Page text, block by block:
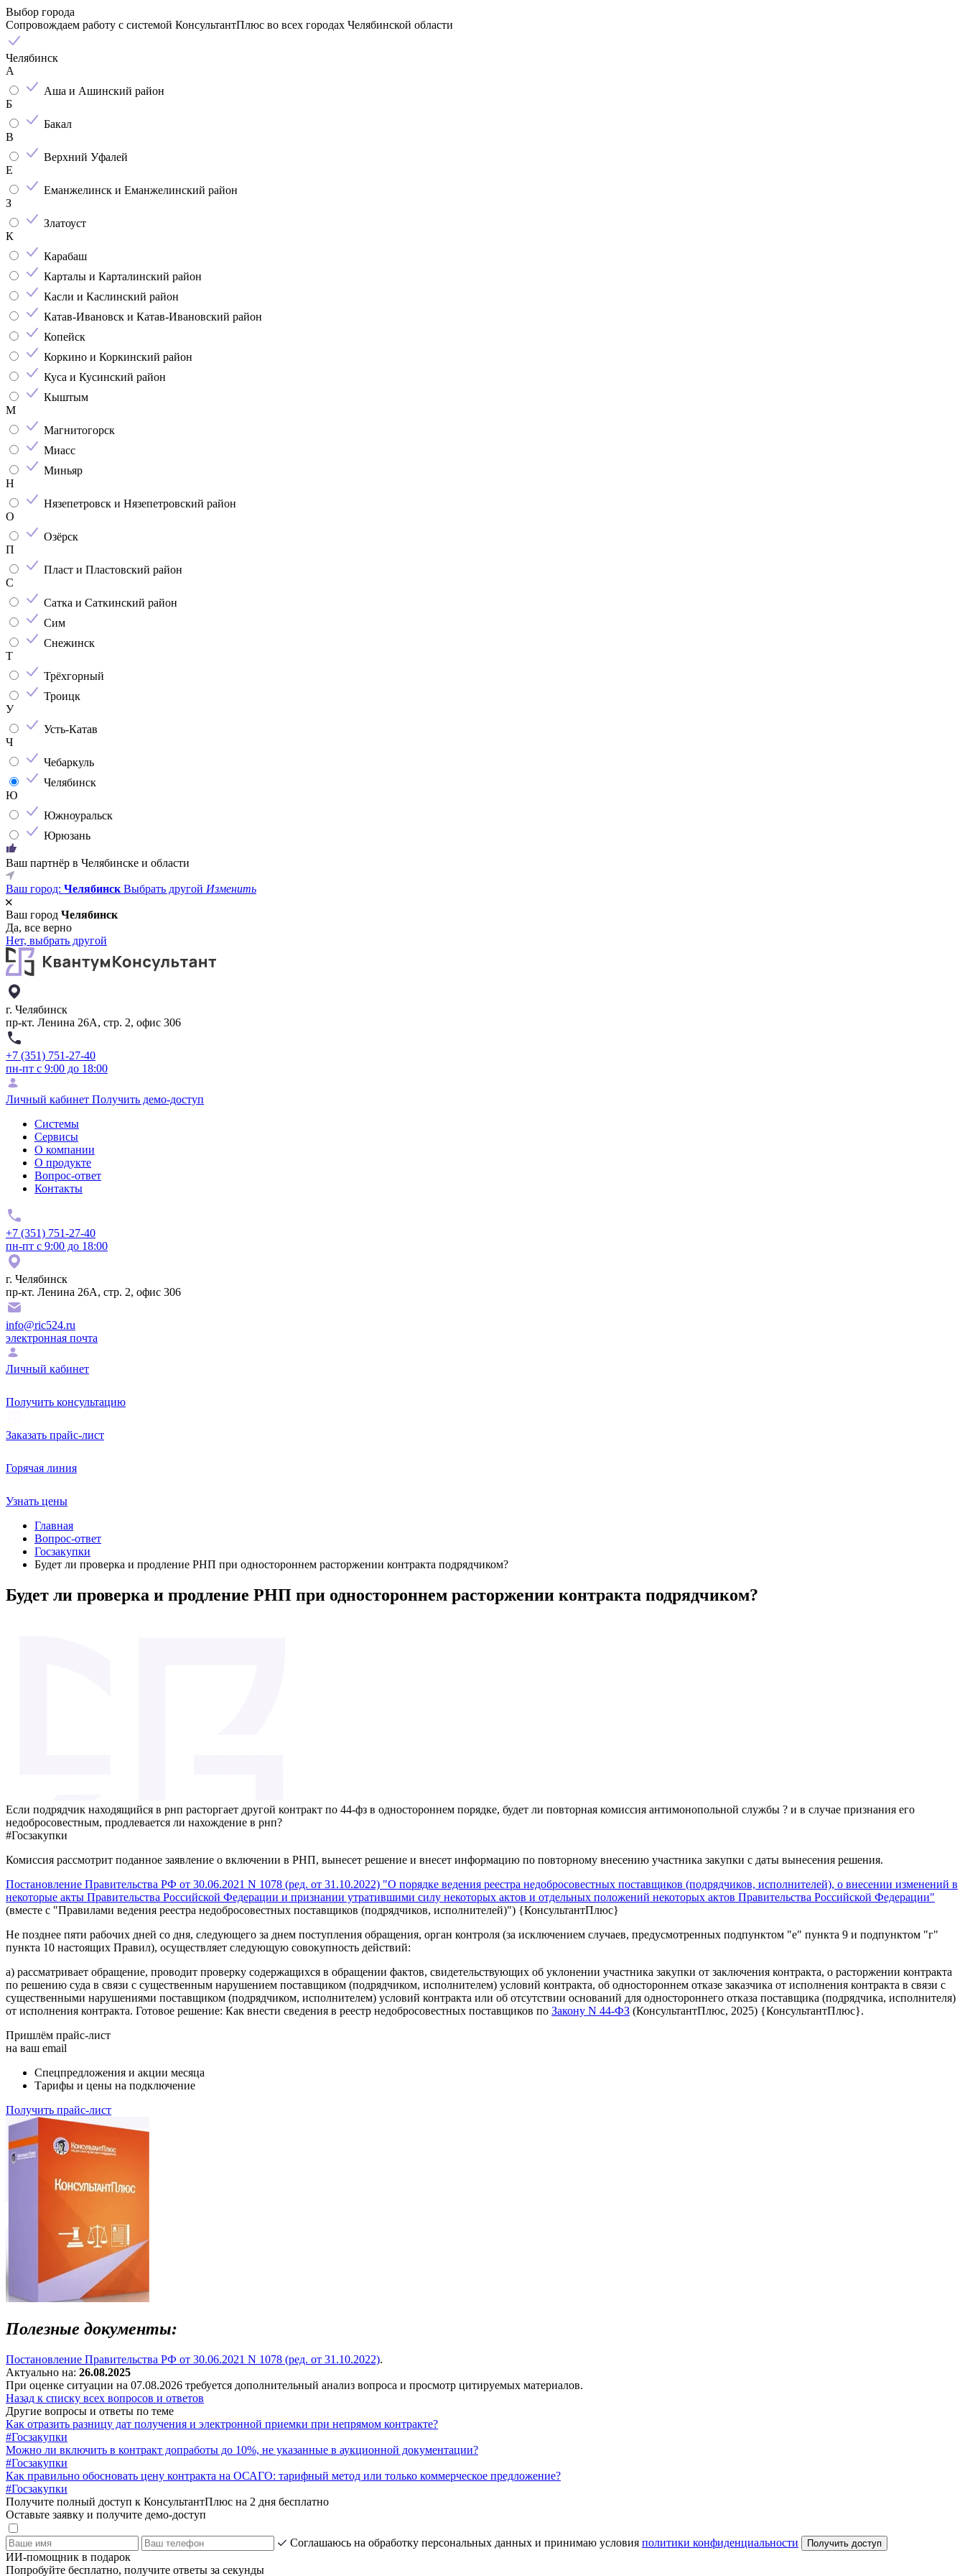
Выбор города
Сопровождаем работу с системой КонсультантПлюс во всех городах Челябинской области
Челябинск
А
Аша и Ашинский район
Б
Бакал
В
Верхний Уфалей
Е
Еманжелинск и Еманжелинский район
З
Златоуст
К
Карабаш
Карталы и Карталинский район
Касли и Каслинский район
Катав-Ивановск и Катав-Ивановский район
Копейск
Коркино и Коркинский район
Куса и Кусинский район
Кыштым
М
Магнитогорск
Миасс
Миньяр
Н
Нязепетровск и Нязепетровский район
О
Озёрск
П
Пласт и Пластовский район
С
Сатка и Саткинский район
Сим
Снежинск
Т
Трёхгорный
Троицк
У
Усть-Катав
Ч
Чебаркуль
Челябинск
Ю
Южноуральск
Юрюзань
Ваш партнёр в Челябинске и области
Ваш город: Челябинск Выбрать другой Изменить
Ваш город Челябинск
Да, все верно
Нет, выбрать другой
г. Челябинск
пр-кт. Ленина 26А, стр. 2, офис 306
+7 (351) 751-27-40
пн-пт с 9:00 до 18:00
Личный кабинет Получить демо-доступ
Системы
Сервисы
О компании
О продукте
Вопрос-ответ
Контакты
+7 (351) 751-27-40
пн-пт с 9:00 до 18:00
г. Челябинск
пр-кт. Ленина 26А, стр. 2, офис 306
info@ric524.ru
электронная почта
Личный кабинет
Получить консультацию
Заказать прайс-лист
Горячая линия
Узнать цены
Главная
Вопрос-ответ
Госзакупки
Будет ли проверка и продление РНП при одностороннем расторжении контракта подрядчиком?
Будет ли проверка и продление РНП при одностороннем расторжении контракта подрядчиком?
Если подрядчик находящийся в рнп расторгает другой контракт по 44-фз в одностороннем порядке, будет ли повторная комиссия антимонопольной службы ? и в случае признания его
недобросовестным, продлевается ли нахождение в рнп?
#Госзакупки
Комиссия рассмотрит поданное заявление о включении в РНП, вынесет решение и внесет информацию по повторному внесению участника закупки с даты вынесения решения.
Постановление Правительства РФ от 30.06.2021 N 1078 (ред. от 31.10.2022) "О порядке ведения реестра недобросовестных поставщиков (подрядчиков, исполнителей), о внесении изменений в
некоторые акты Правительства Российской Федерации и признании утратившими силу некоторых актов и отдельных положений некоторых актов Правительства Российской Федерации"
(вместе с "Правилами ведения реестра недобросовестных поставщиков (подрядчиков, исполнителей)") {КонсультантПлюс}
Не позднее пяти рабочих дней со дня, следующего за днем поступления обращения, орган контроля (за исключением случаев, предусмотренных подпунктом "е" пункта 9 и подпунктом "г"
пункта 10 настоящих Правил), осуществляет следующую совокупность действий:
а) рассматривает обращение, проводит проверку содержащихся в обращении фактов, свидетельствующих об уклонении участника закупки от заключения контракта, о расторжении контракта
по решению суда в связи с существенным нарушением поставщиком (подрядчиком, исполнителем) условий контракта, об одностороннем отказе заказчика от исполнения контракта в связи с
существенными нарушениями поставщиком (подрядчиком, исполнителем) условий контракта или об отсутствии оснований для одностороннего отказа поставщика (подрядчика, исполнителя)
от исполнения контракта. Готовое решение: Как внести сведения в реестр недобросовестных поставщиков по Закону N 44-ФЗ (КонсультантПлюс, 2025) {КонсультантПлюс}.
Пришлём прайс-лист
на ваш email
Спецпредложения и акции месяца
Тарифы и цены на подключение
Получить прайс-лист
Полезные документы:
Постановление Правительства РФ от 30.06.2021 N 1078 (ред. от 31.10.2022).
Актуально на: 26.08.2025
При оценке ситуации на 07.08.2026 требуется дополнительный анализ вопроса и просмотр цитируемых материалов.
Назад к списку всех вопросов и ответов
Другие вопросы и ответы по теме
Как отразить разницу дат получения и электронной приемки при непрямом контракте?
#Госзакупки
Можно ли включить в контракт допработы до 10%, не указанные в аукционной документации?
#Госзакупки
Как правильно обосновать цену контракта на ОСАГО: тарифный метод или только коммерческое предложение?
#Госзакупки
Получите полный доступ к КонсультантПлюс на 2 дня бесплатно
Оставьте заявку и получите демо-доступ
Соглашаюсь на обработку персональных данных и принимаю условия политики конфиденциальности Получить доступ
ИИ-помощник в подарок
Попробуйте бесплатно, получите ответы за секунды